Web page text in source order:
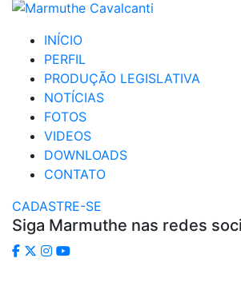
INÍCIO
PERFIL
PRODUÇÃO LEGISLATIVA
NOTÍCIAS
FOTOS
VIDEOS
DOWNLOADS
CONTATO
CADASTRE-SE
Siga Marmuthe nas redes